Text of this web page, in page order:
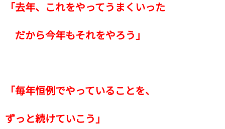
「去年、これをやってうまくいった
だから今年もそれをやろう」
「毎年恒例でやっていることを、
ずっと続けていこう」